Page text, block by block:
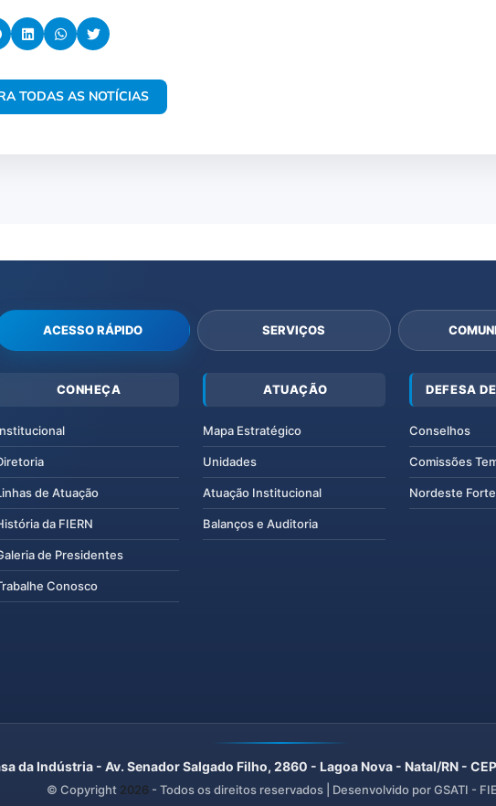
TODAS AS NOTÍCIAS
ACESSO RÁPIDO SERVIÇOS
CONHEÇA
de Atuação
da FIERN
de Presidentes
Conosco
ATUAÇÃO
Mapa Estratégico
Unidades
Atuação Institucional
Balanços e Auditoria
DEFESA
Conselhos
Comissões
Nordeste Forte
da Indústria - Av. Senador Salgado Filho, 2860 - Lagoa Nova - Natal/RN -
© Copyright 2026 - Todos os direitos reservados | Desenvolvido por GSATI -